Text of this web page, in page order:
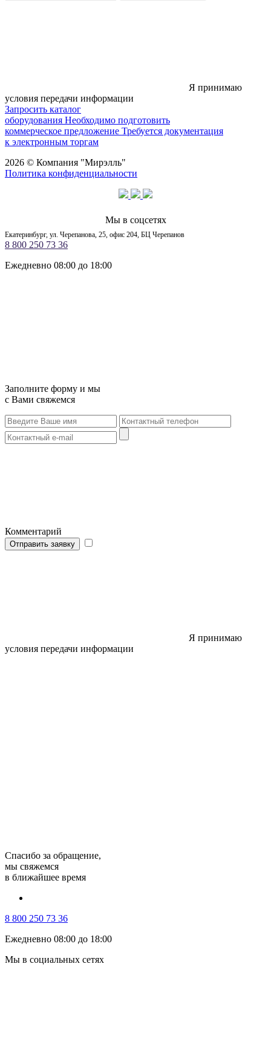
Я принимаю
условия передачи информации
Запросить каталог
оборудования Необходимо подготовить
коммерческое предложение Требуется документация
к электронным торгам
2026 © Компания "Мирэлль"
Политика конфиденциальности
Мы в соцсетях
Екатеринбург, ул. Черепанова, 25, офис 204, БЦ Черепанов
8 800 250 73 36
Ежедневно 08:00 до 18:00
Заполните форму и мы
с Вами свяжемся
Комментарий
Отправить заявку
Я принимаю
условия передачи информации
Спасибо за обращение,
мы свяжемся
в ближайшее время
8 800 250 73 36
Ежедневно 08:00 до 18:00
Мы в социальных сетях